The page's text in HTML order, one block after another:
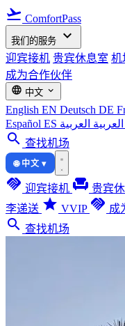
flight_takeoff ComfortPass
我们的服务 expand_more
迎宾接机 贵宾休息室 机
成为合作伙伴
language 中文 expand_more
English EN Deutsch DE
Español ES العربية العربية
search 查找机场
🌐 中文 ▾
handshake 迎宾接机 chair 贵宾
李递送 star VVIP handshake 成
search 查找机场